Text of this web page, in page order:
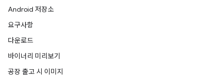
Android 저장소
요구사항
다운로드
바이너리 미리보기
공장 출고 시 이미지